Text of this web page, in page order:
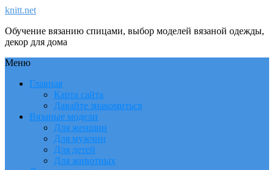
knitt.net
Обучение вязанию спицами, выбор моделей вязаной одежды,
декор для дома
Меню
Главная
Карта сайта
Давайте знакомиться
Вязаные модели
Для женщин
Для мужчин
Для детей
Для животных